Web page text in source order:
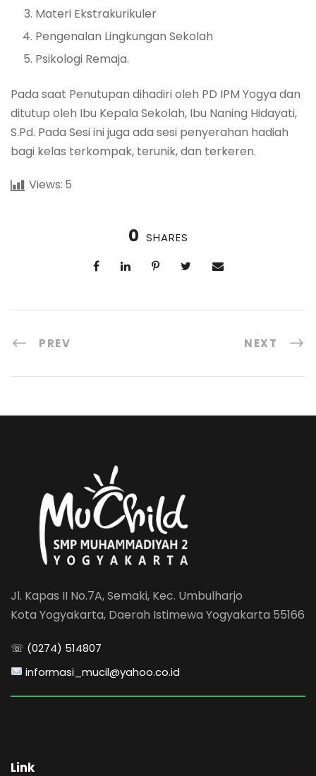
Materi Ekstrakurikuler
Pengenalan Lingkungan Sekolah
Psikologi Remaja.
Pada saat Penutupan dihadiri oleh PD IPM Yogya dan
ditutup oleh Ibu Kepala Sekolah, Ibu Naning Hidayati,
S.Pd. Pada Sesi ini juga ada sesi penyerahan hadiah
bagi kelas terkompak, terunik, dan terkeren.
Views: 5
0 SHARES
PREV NEXT
Jl. Kapas II No.7A, Semaki, Kec. Umbulharjo
Kota Yogyakarta, Daerah Istimewa Yogyakarta 55166
☏ (0274) 514807
informasi_mucil@yahoo.co.id
Link